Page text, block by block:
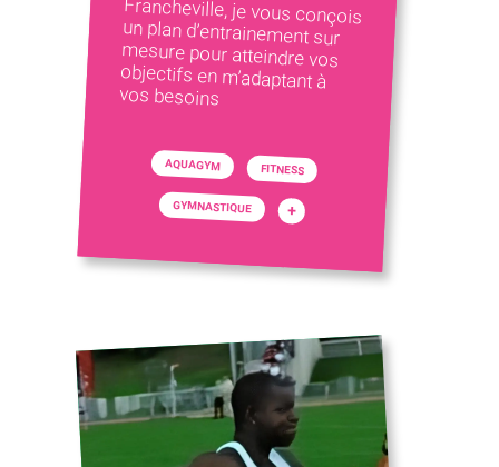
vos besoins
AQUAGYM FITNESS
GYMNASTIQUE +